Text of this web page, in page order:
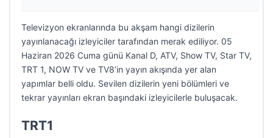
Televizyon ekranlarında bu akşam hangi dizilerin
yayınlanacağı izleyiciler tarafından merak ediliyor. 05
Haziran 2026 Cuma günü Kanal D, ATV, Show TV, Star TV,
TRT 1, NOW TV ve TV8’in yayın akışında yer alan
yapımlar belli oldu. Sevilen dizilerin yeni bölümleri ve
tekrar yayınları ekran başındaki izleyicilerle buluşacak.
TRT1